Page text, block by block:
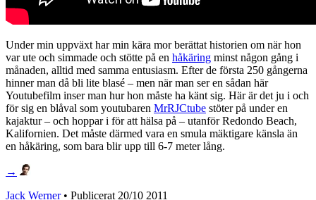
Under min uppväxt har min kära mor berättat historien om när hon
var ute och simmade och stötte på en håkäring minst någon gång i
månaden, alltid med samma entusiasm. Efter de första 250 gångerna
hinner man då bli lite blasé – men när man ser en sådan här
Youtubefilm inser man hur hon måste ha känt sig. Här är det ju i och
för sig en blåval som youtubaren MrRJCtube stöter på under en
kajaktur – och hoppar i för att hälsa på – utanför Redondo Beach,
Kalifornien. Det måste därmed vara en smula mäktigare känsla än
en håkäring, som bara blir upp till 6-7 meter lång.
→
Jack Werner• Publicerat 20/10 2011